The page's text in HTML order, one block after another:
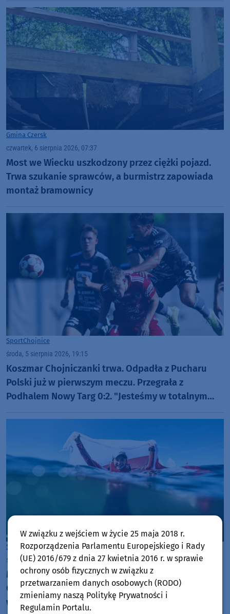
Gmina Czersk
czwartek, 6 sierpnia 2026, 07:37
Most we Wiecku uszkodzony przez ciężki pojazd.
Trwa szukanie sprawców, a burmistrz zapowiada
montaż bramownicy
SportChojnice
środa, 5 sierpnia 2026, 19:15
Koszmar Chojniczanki trwa. Odpadła z Pucharu
Polski już w pierwszym meczu. Przegrała z
Podhalem Nowy Targ 0:2. "Jesteśmy w totalnym
SportChojnice
środa, 5 sierpnia 2026, 10:42
Międzynarodowe sukcesy zawodniczek
Chojnickiego Klubu Żeglarskiego. Klara Sobczak
wicemistrzynią świata, a Basia Gmurek trzecia w
W związku z wejściem w życie 25 maja 2018 r.
Rozporządzenia Parlamentu Europejskiego i Rady
(UE) 2016/679 z dnia 27 kwietnia 2016 r. w sprawie
ochrony osób fizycznych w związku z
przetwarzaniem danych osobowych (RODO)
zmieniamy naszą Politykę Prywatności i
Regulamin Portalu.